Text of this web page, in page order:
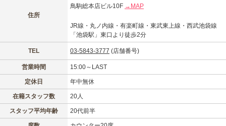
住所
鳥駒総本店ビル10F →MAP
JR線・丸ノ内線・有楽町線・東武東上線・西武池袋線
「池袋駅」東口より徒歩2分
TEL 03-5843-3777 (店舗番号)
営業時間 15:00～LAST
定休日 年中無休
在籍スタッフ数 20人
スタッフ平均年齢 20代前半